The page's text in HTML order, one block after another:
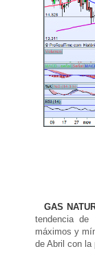
GAS
tendencia
máximos y
de Abril con la